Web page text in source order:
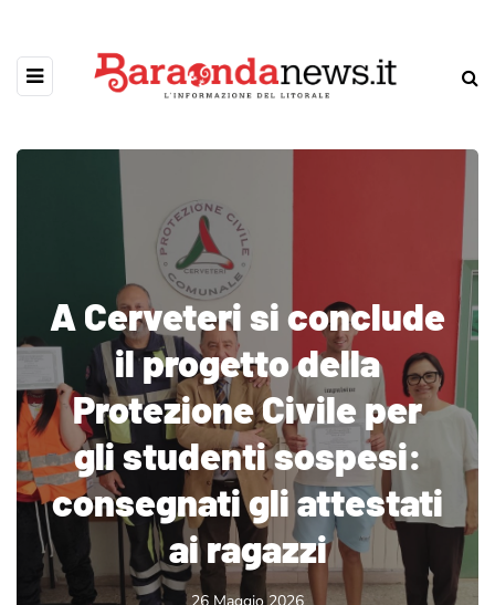
A Cerveteri si conclude
il progetto della
Protezione Civile per
gli studenti sospesi:
consegnati gli attestati
ai ragazzi